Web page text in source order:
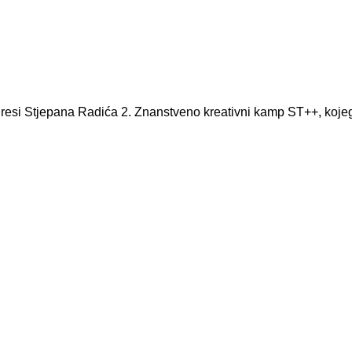
Stjepana Radića 2. Znanstveno kreativni kamp ST++,